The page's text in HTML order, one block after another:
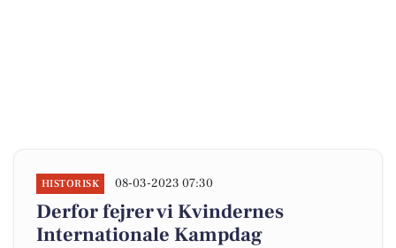
HISTORISK 08-03-2023 07:30
Derfor fejrer vi Kvindernes
Internationale Kampdag